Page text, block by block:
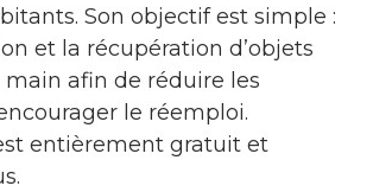
Son objectif est simple :
et la récupération d’objets
main afin de réduire les
le réemploi.
entièrement gratuit et